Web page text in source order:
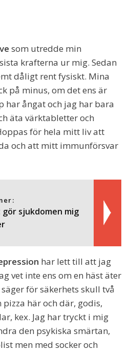
som utredde min
krafterna ur mig. Sedan
dåligt rent fysiskt. Mina
på minus, om det ens är
har ångat och jag har bara
äta värktabletter och
för hela mitt liv att
och att mitt immunförsvar
gör sjukdomen mig
har lett till att jag
vet inte ens om en häst äter
för säkerhets skull två
här och där, godis,
kex. Jag har tryckt i mig
den psykiska smärtan,
men med socker och